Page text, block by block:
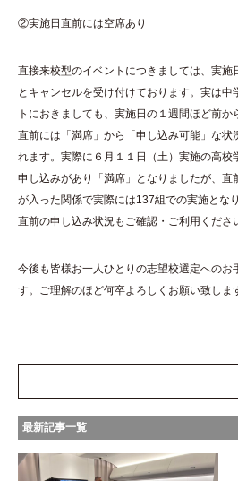
②実施日直前には空席あり
直接来校型のイベントにつきましては、実
とキャンセルを受け付けております。実は
トにおきましても、実施日の１週間ほど前か
直前には「満席」から「申し込み可能」な状
れます。実際に６月１１日（土）実施の高
申し込みがあり「満席」となりましたが、
が入った関係で実際には137組での実施とな
直前の申し込み状況もご確認・ご利用くださ
今後も皆様お一人ひとりの志望校選定へのお
す。ご理解のほど何卒よろしくお願い致しま
最新記事一覧